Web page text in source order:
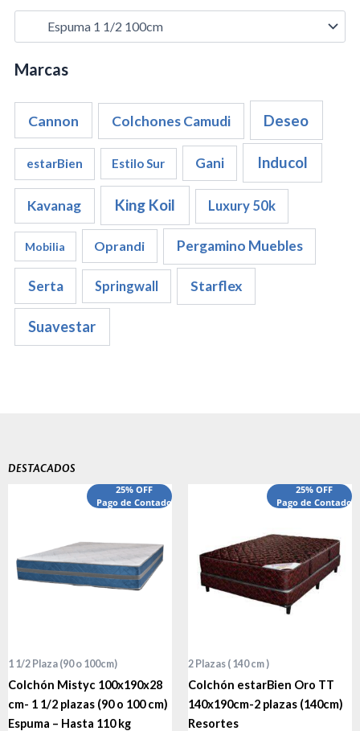
Marcas
Cannon Colchones Camudi Deseo
estarBien Estilo Sur Gani Inducol
Kavanag King Koil Luxury 50k
Mobilia Oprandi Pergamino Muebles
Serta Springwall Starflex
Suavestar
DESTACADOS
25% OFF
Pago de Contado
1 1/2 Plaza (90 o 100cm)
Colchón Mistyc 100x190x28
cm- 1 1/2 plazas (90 o 100 cm)
Espuma – Hasta 110 kg
precio
$540,000.00.
El
precio
$440,000.00.
25% OFF
Pago de Contado
2 Plazas ( 140 cm )
Colchón estarBien Oro TT
140x190cm-2 plazas (140cm)
Resortes